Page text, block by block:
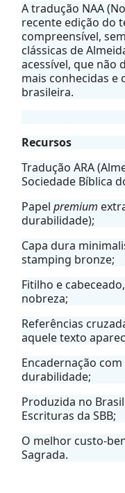
A tradução NAA
recente edição do
compreensível,
clássicas de
acessível, que não
mais conhecidas e
brasileira.
Recursos
Tradução ARA
Sociedade Bíblica
Papel premium
durabilidade);
Capa dura
stamping bronze;
Fitilho e
nobreza;
Referências
aquele texto
Encadernação
durabilidade;
Produzida no
Escrituras da SBB;
O melhor custo-
Sagrada.